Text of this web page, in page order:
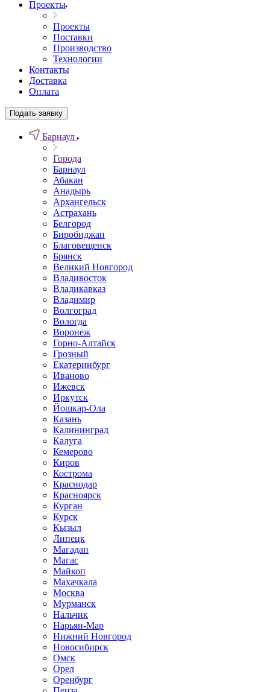
Проекты
Проекты
Поставки
Производство
Технологии
Контакты
Доставка
Оплата
Подать заявку
Барнаул
Города
Барнаул
Абакан
Анадырь
Архангельск
Астрахань
Белгород
Биробиджан
Благовещенск
Брянск
Великий Новгород
Владивосток
Владикавказ
Владимир
Волгоград
Вологда
Воронеж
Горно-Алтайск
Грозный
Екатеринбург
Иваново
Ижевск
Иркутск
Йошкар-Ола
Казань
Калининград
Калуга
Кемерово
Киров
Кострома
Краснодар
Красноярск
Курган
Курск
Кызыл
Липецк
Магадан
Магас
Майкоп
Махачкала
Москва
Мурманск
Нальчик
Нарьян-Мар
Нижний Новгород
Новосибирск
Омск
Орел
Оренбург